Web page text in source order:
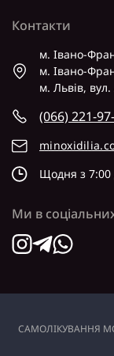
Контакти
м. Івано-
м. Івано-
м. Львів,
(066) 221-
Щодня з 7:00
Ми в
САМОЛІКУВАННЯ